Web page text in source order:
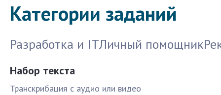
Категории заданий
Разработка и ITЛичный помощник
Набор текста
Транскрибация с аудио или видео